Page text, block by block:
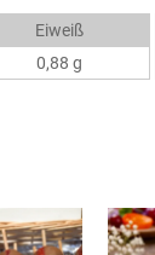
Eiweiß
0,88 g